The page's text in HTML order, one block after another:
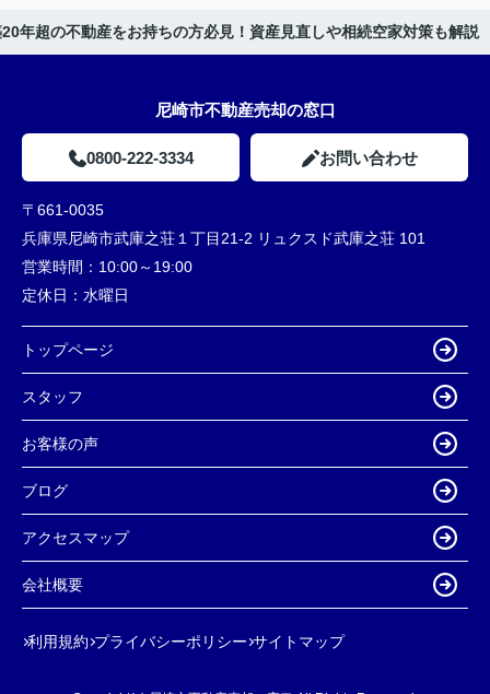
年超の不動産をお持ちの方必見！資産見直しや相続空家対策も解説
尼崎市不動産売却の窓口
0800-222-3334 お問い合わせ
〒661-0035
兵庫県尼崎市武庫之荘１丁目21-2 リュクスド武庫之荘 101
営業時間： 10:00～19:00
定休日： 水曜日
トップページ
スタッフ
お客様の声
ブログ
アクセスマップ
会社概要
利用規約 プライバシーポリシー サイトマップ